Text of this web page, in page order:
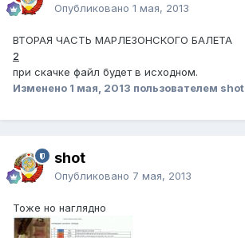
Опубликовано 1 мая, 2013
ВТОРАЯ ЧАСТЬ МАРЛЕЗОНСКОГО БАЛЕТА
2
при скачке файл будет в исходном.
Изменено 1 мая, 2013 пользователем shot
shot
Опубликовано 7 мая, 2013
Тоже но наглядно